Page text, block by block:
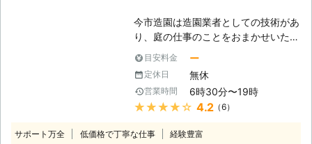
今市造園は造園業者としての技術があ
り、庭の仕事のことをおまかせいただ
けます。剪定から伐採まで、皆さまの
手が届きにくい作業までしっかり行う
のでお頼り下さい。庭は人が管理して
あげないと綺麗なものにはなりませ
ん。自然のものですが、そのままにし
す。そのために庭仕事をして手入れを
目安料金 ー
定休日 無休
営業時間 6時30分〜19時
★★★★★ 4.2 （6）
サポート万全 低価格で丁寧な仕事 経験豊富